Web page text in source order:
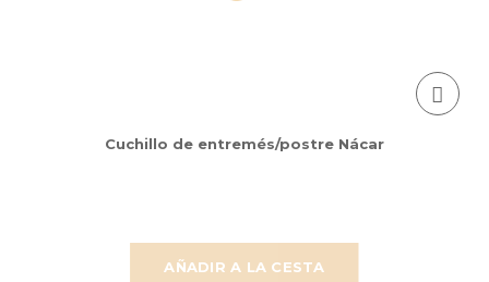
AÑADIR A LA CESTA
Cuchillo de entremés/postre Nácar